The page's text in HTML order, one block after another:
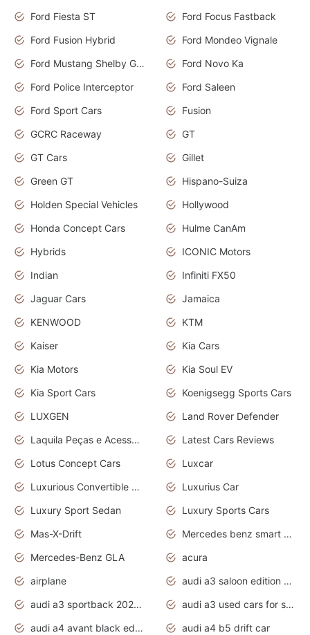
Ford Fiesta ST
Ford Focus Fastback
Ford Fusion Hybrid
Ford Mondeo Vignale
Ford Mustang Shelby GT350
Ford Novo Ka
Ford Police Interceptor
Ford Saleen
Ford Sport Cars
Fusion
GCRC Raceway
GT
GT Cars
Gillet
Green GT
Hispano-Suiza
Holden Special Vehicles
Hollywood
Honda Concept Cars
Hulme CanAm
Hybrids
ICONIC Motors
Indian
Infiniti FX50
Jaguar Cars
Jamaica
KENWOOD
KTM
Kaiser
Kia Cars
Kia Motors
Kia Soul EV
Kia Sport Cars
Koenigsegg Sports Cars
LUXGEN
Land Rover Defender
Laquila Peças e Acessórios
Latest Cars Reviews
Lotus Concept Cars
Luxcar
Luxurious Convertible Model
Luxurius Car
Luxury Sport Sedan
Luxury Sports Cars
Mas-X-Drift
Mercedes benz smart car
Mercedes-Benz GLA
acura
airplane
audi a3 saloon edition 1 daytona grey
audi a3 sportback 2020 daytona grey
audi a3 used cars for sale
audi a4 avant black edition 2020 daytona grey
audi a4 b5 drift car